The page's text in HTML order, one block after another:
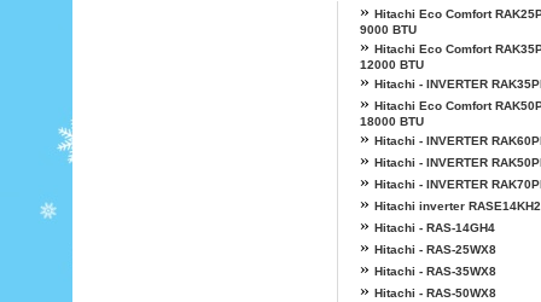
» Hitachi Eco Comfort
9000 BTU
» Hitachi Eco Comfort
12000 BTU
» Hitachi - INVERTER
» Hitachi Eco Comfort
18000 BTU
» Hitachi - INVERTER
» Hitachi - INVERTER
» Hitachi - INVERTER
» Hitachi inverter
» Hitachi - RAS-14GH4
» Hitachi - RAS-25WX8
» Hitachi - RAS-35WX8
» Hitachi - RAS-50WX8